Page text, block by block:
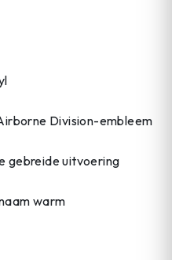
Division-embleem
gebreide uitvoering
warm